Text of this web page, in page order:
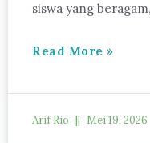
siswa yang beragam,
Read More »
Arif Rio Mei 19, 2026